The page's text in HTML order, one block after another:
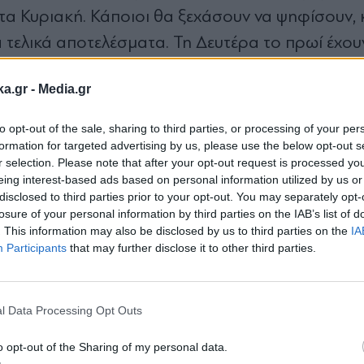
- Media.gr
opt-out of the sale, sharing to third parties, or processing of your
for targeted advertising by us, please use the below opt-out
selection. Please note that after your opt-out request is processed
interest-based ads based on personal information utilized by us
to third parties prior to your opt-out. You may separately
of your personal information by third parties on the IAB’s list of
This information may also be disclosed by us to third parties on the
Participants that may further disclose it to other third parties.
Data Processing Opt Outs
opt-out of the Sharing of my personal data.
Κυριακή. Κάποιοι θα ξεχάσουν να ψηφίσουν,
αποτελέσματα. Τη Δευτέρα το πρωί
τον εκλογικό χρόνο, πρέπει ένας πολιτικός
τους, τον πραγματικό χρόνο.
Στρατηγικής, Επικοινωνίας και Πολιτικής
newsletter